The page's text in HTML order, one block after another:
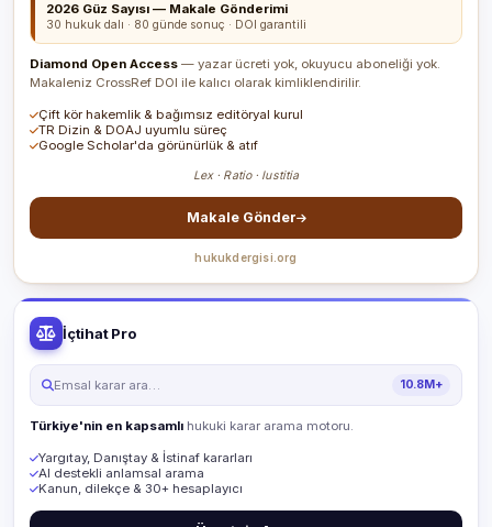
2026 Güz Sayısı — Makale Gönderimi
30 hukuk dalı · 80 günde sonuç · DOI garantili
Diamond Open Access — yazar ücreti yok, okuyucu aboneliği yok.
Makaleniz CrossRef DOI ile kalıcı olarak kimliklendirilir.
Çift kör hakemlik & bağımsız editöryal kurul
TR Dizin & DOAJ uyumlu süreç
Google Scholar'da görünürlük & atıf
Lex · Ratio · Iustitia
Makale Gönder
hukukdergisi.org
İçtihat Pro
Emsal karar ara… 10.8M+
Türkiye'nin en kapsamlı hukuki karar arama motoru.
Yargıtay, Danıştay & İstinaf kararları
AI destekli anlamsal arama
Kanun, dilekçe & 30+ hesaplayıcı